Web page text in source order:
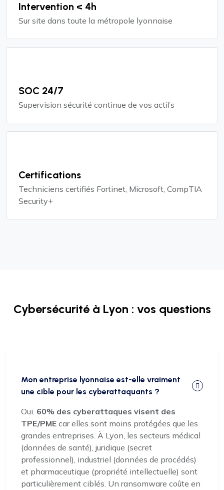
Intervention < 4h
Sur site dans toute la métropole lyonnaise
SOC 24/7
Supervision sécurité continue de vos actifs
Certifications
Techniciens certifiés Fortinet, Microsoft, CompTIA
Security+
Cybersécurité à Lyon : vos questions
Mon entreprise lyonnaise est-elle vraiment
une cible pour les cyberattaquants ?
Oui. 60% des cyberattaques visent des
TPE/PME car elles sont moins protégées que les
grandes entreprises. À Lyon, les secteurs médical
(données de santé), juridique (secret
professionnel), industriel (données de procédés)
et pharmaceutique (propriété intellectuelle) sont
particulièrement ciblés. Un ransomware coûte en